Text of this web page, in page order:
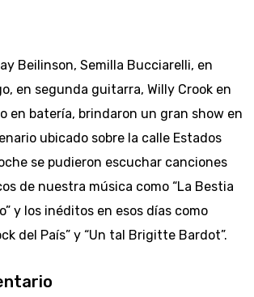
Beilinson, Semilla Bucciarelli, en
en segunda guitarra, Willy Crook en
en batería, brindaron un gran show en
ubicado sobre la calle Estados
se pudieron escuchar canciones
de nuestra música como “La Bestia
y los inéditos en esos días como
del País” y “Un tal Brigitte Bardot”.